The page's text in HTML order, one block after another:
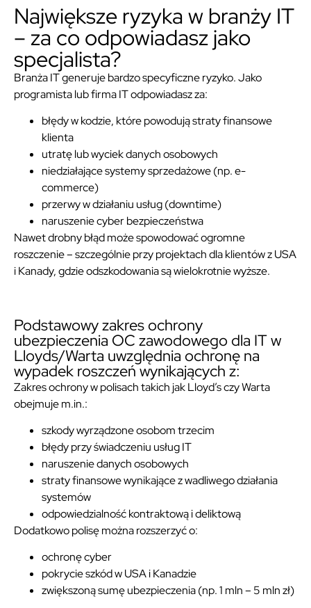
Największe ryzyka w branży IT
– za co odpowiadasz jako
specjalista?
Branża IT generuje bardzo specyficzne ryzyko. Jako
programista lub firma IT odpowiadasz za:
błędy w kodzie, które powodują straty finansowe
klienta
utratę lub wyciek danych osobowych
niedziałające systemy sprzedażowe (np. e-
commerce)
przerwy w działaniu usług (downtime)
naruszenie cyber bezpieczeństwa
Nawet drobny błąd może spowodować ogromne
roszczenie – szczególnie przy projektach dla klientów z USA
i Kanady, gdzie odszkodowania są wielokrotnie wyższe.
Podstawowy zakres ochrony
ubezpieczenia OC zawodowego dla IT w
Lloyds/Warta uwzględnia ochronę na
wypadek roszczeń wynikających z:
Zakres ochrony w polisach takich jak Lloyd’s czy Warta
obejmuje m.in.:
szkody wyrządzone osobom trzecim
błędy przy świadczeniu usług IT
naruszenie danych osobowych
straty finansowe wynikające z wadliwego działania
systemów
odpowiedzialność kontraktową i deliktową
Dodatkowo polisę można rozszerzyć o:
ochronę cyber
pokrycie szkód w USA i Kanadzie
zwiększoną sumę ubezpieczenia (np. 1 mln – 5 mln zł)